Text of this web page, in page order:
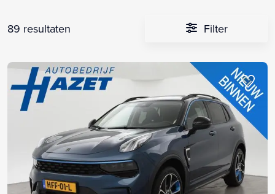
89 resultaten Filter